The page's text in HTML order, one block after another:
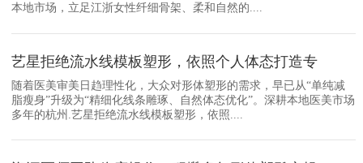
本地市场，立足江浙女性纤细骨架、柔和自然的....
艺星拒绝流水线模板塑形，依照个人体态打造专
随着医美审美日趋理性化，大众对形体塑形的需求，早已从“单纯减
脂瘦身”升级为“精细化线条雕琢、自然体态优化”。深耕本地医美市场
多年的杭州.艺星拒绝流水线模板塑形，依照....